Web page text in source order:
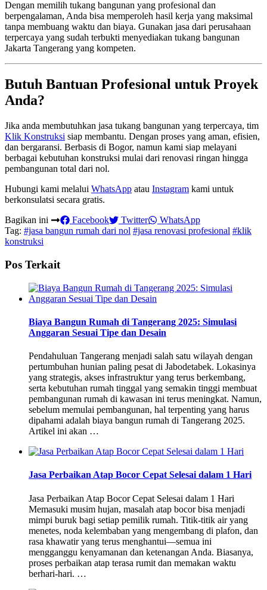
Dengan memilih tukang bangunan yang profesional dan
berpengalaman, Anda bisa memperoleh hasil kerja yang maksimal
tanpa membuang waktu dan biaya. Gunakan jasa dari perusahaan
terpercaya yang sudah terbukti menyediakan tukang bangunan
Jakarta Tangerang yang kompeten.
Butuh Bantuan Profesional untuk Proyek
Anda?
Jika anda membutuhkan jasa tukang bangunan yang terpercaya, tim
Klik Konstruksi siap membantu. Dengan proses yang aman, efisien,
dan bergaransi. Berbasis di Bogor, namun kami siap melayani
berbagai kebutuhan konstruksi mulai dari renovasi ringan hingga
pembangunan total dari nol.
Hubungi kami melalui WhatsApp atau Instagram kami untuk
berkonsulatsi secara gratis.
Bagikan ini
Facebook Twitter
WhatsApp
Tag: #jasa bangun rumah dari nol #jasa renovasi profesional #klik
konstruksi
Pos Terkait
Biaya Bangun Rumah di Tangerang 2025: Simulasi
Anggaran Sesuai Tipe dan Desain
Pendahuluan Tangerang menjadi salah satu wilayah dengan
pertumbuhan hunian paling pesat di Jabodetabek. Lokasinya
yang strategis, akses infrastruktur yang terus berkembang,
serta kebutuhan rumah tinggal yang semakin tinggi membuat
pembangunan rumah di kawasan ini terus meningkat. Namun,
sebelum memulai pembangunan, hal terpenting yang harus
dipahami adalah biaya bangun rumah di Tangerang 2025.
Artikel ini akan …
Jasa Perbaikan Atap Bocor Cepat Selesai dalam 1 Hari
Jasa Perbaikan Atap Bocor Cepat Selesai dalam 1 Hari
Memasuki musim hujan, masalah atap bocor bisa menjadi
mimpi buruk bagi setiap pemilik rumah. Titik-titik air yang
menetes, noda kelembaban yang mengembang di plafon, dan
rasa khawatir yang terus menghantui—semua ini
mengganggu kenyamanan dan ketenangan Anda. Biasanya,
proses perbaikan atap terasa rumit dan memakan waktu
berhari-hari. …